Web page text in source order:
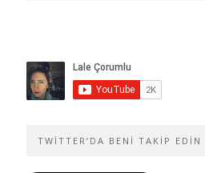
TWITTER’DA BENI TAKIP EDIN